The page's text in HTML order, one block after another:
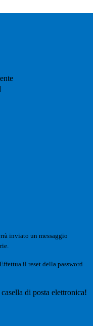
inviato un messaggio
il reset della password
di posta elettronica!